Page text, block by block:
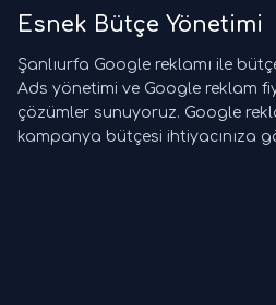
Esnek Bütçe Yönetimi
Şanlıurfa Google reklamı ile
Ads yönetimi ve Google reklam
çözümler sunuyoruz. Google
kampanya bütçesi ihtiyacınıza